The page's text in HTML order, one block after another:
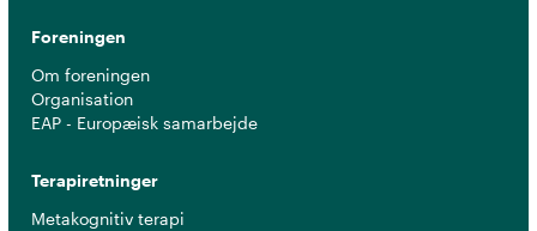
Foreningen
Om foreningen
Organisation
EAP - Europæisk samarbejde
Terapiretninger
Metakognitiv terapi